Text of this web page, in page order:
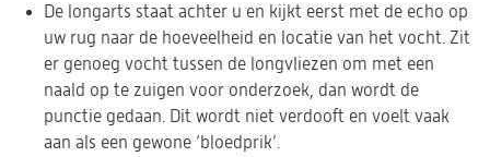
De longarts staat achter u en kijkt eerst met de echo op
uw rug naar de hoeveelheid en locatie van het vocht. Zit
er genoeg vocht tussen de longvliezen om met een
naald op te zuigen voor onderzoek, dan wordt de
punctie gedaan. Dit wordt niet verdooft en voelt vaak
aan als een gewone ‘bloedprik’.